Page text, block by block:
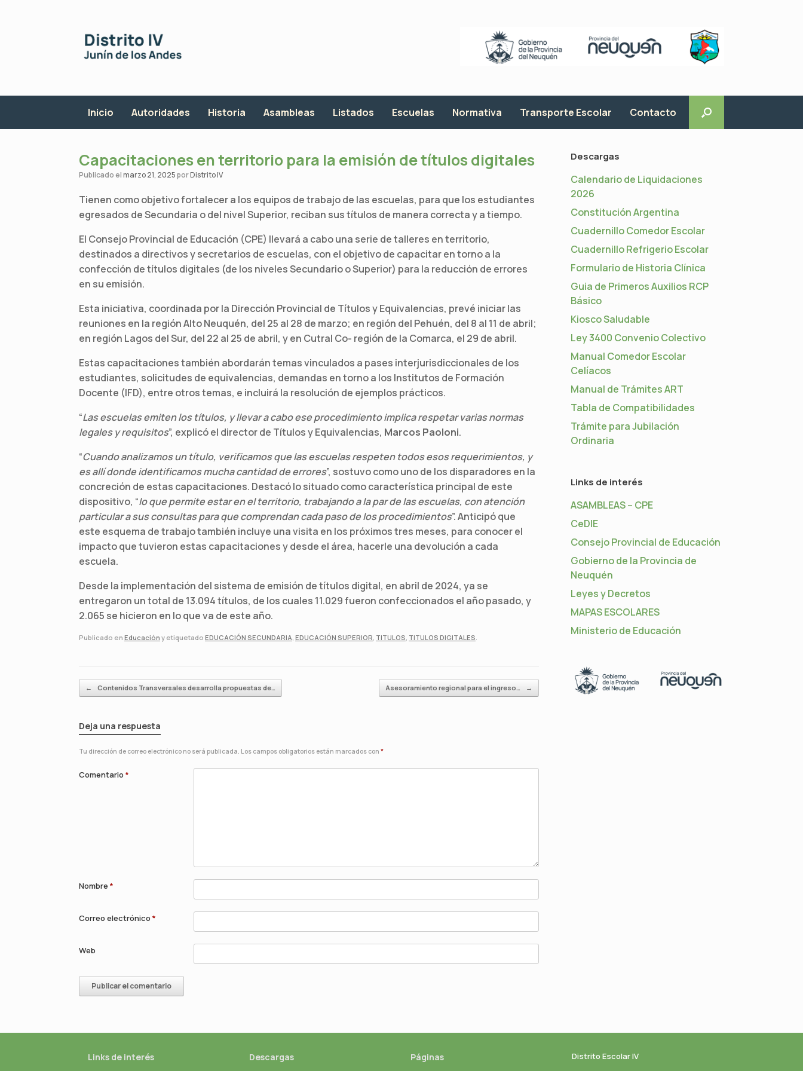
Inicio Autoridades Historia Asambleas Listados Escuelas Normativa Transporte Escolar Contacto
Capacitaciones en territorio para la emisión de títulos digitales
Publicado elmarzo 21, 2025porDistrito IV
Tienen como objetivo fortalecer a los equipos de trabajo de las escuelas, para que los estudiantes
egresados de Secundaria o del nivel Superior, reciban sus títulos de manera correcta y a tiempo.
El Consejo Provincial de Educación (CPE) llevará a cabo una serie de talleres en territorio,
destinados a directivos y secretarios de escuelas, con el objetivo de capacitar en torno a la
confección de títulos digitales (de los niveles Secundario o Superior) para la reducción de errores
en su emisión.
Esta iniciativa, coordinada por la Dirección Provincial de Títulos y Equivalencias, prevé iniciar las
reuniones en la región Alto Neuquén, del 25 al 28 de marzo; en región del Pehuén, del 8 al 11 de abril;
en región Lagos del Sur, del 22 al 25 de abril, y en Cutral Co- región de la Comarca, el 29 de abril.
Estas capacitaciones también abordarán temas vinculados a pases interjurisdiccionales de los
estudiantes, solicitudes de equivalencias, demandas en torno a los Institutos de Formación
Docente (IFD), entre otros temas, e incluirá la resolución de ejemplos prácticos.
“Las escuelas emiten los títulos, y llevar a cabo ese procedimiento implica respetar varias normas
legales y requisitos”, explicó el director de Títulos y Equivalencias, Marcos Paoloni.
“Cuando analizamos un título, verificamos que las escuelas respeten todos esos requerimientos, y
es allí donde identificamos mucha cantidad de errores”, sostuvo como uno de los disparadores en la
concreción de estas capacitaciones. Destacó lo situado como característica principal de este
dispositivo, “lo que permite estar en el territorio, trabajando a la par de las escuelas, con atención
particular a sus consultas para que comprendan cada paso de los procedimientos”. Anticipó que
este esquema de trabajo también incluye una visita en los próximos tres meses, para conocer el
impacto que tuvieron estas capacitaciones y desde el área, hacerle una devolución a cada
escuela.
Desde la implementación del sistema de emisión de títulos digital, en abril de 2024, ya se
entregaron un total de 13.094 títulos, de los cuales 11.029 fueron confeccionados el año pasado, y
2.065 se hicieron en lo que va de este año.
Publicado en Educación y etiquetado EDUCACIÓN SECUNDARIA, EDUCACIÓN SUPERIOR, TITULOS, TITULOS DIGITALES.
Navegador de artículos
← Contenidos Transversales desarrolla propuestas de… Asesoramiento regional para el ingreso… →
Deja una respuesta
Tu dirección de correo electrónico no será publicada. Los campos obligatorios están marcados con *
Comentario *
Nombre *
Correo electrónico *
Web
Descargas
Calendario de Liquidaciones
2026
Constitución Argentina
Cuadernillo Comedor Escolar
Cuadernillo Refrigerio Escolar
Formulario de Historia Clínica
Guia de Primeros Auxilios RCP
Básico
Kiosco Saludable
Ley 3400 Convenio Colectivo
Manual Comedor Escolar
Celíacos
Manual de Trámites ART
Tabla de Compatibilidades
Trámite para Jubilación
Ordinaria
Links de interés
ASAMBLEAS – CPE
CeDIE
Consejo Provincial de Educación
Gobierno de la Provincia de
Neuquén
Leyes y Decretos
MAPAS ESCOLARES
Ministerio de Educación
Links de interés Descargas Páginas Distrito Escolar IV